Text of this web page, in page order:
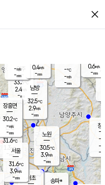
close
양주
33.3℃
2.4
-mm
-℃
-m/s
-mm
창
-
-m/
-
0.6m/s
-mm
은평
31.6℃
1.3 m/s
- mm
노원
30.5℃
3.9m/s
-mm
송파*
서초
남방
32.5℃
2.9m/s
-mm
장흥면
30.2℃
-m/s
-mm
-m/s
-mm
서울
31.6℃
3.9m/s
-mm
0.4m/s
-mm